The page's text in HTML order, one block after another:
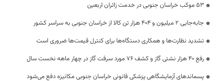
53 موکب خراسان جنوبی در خدمت زائران اربعین
جابه‌جایی 2 میلیون و 404 هزار تن کالا از خراسان جنوبی به سراسر کشور
تشدید نظارت‌ها و همکاری دستگاه‌ها برای کنترل قیمت‌ها ضروری است
رفع 40 هزار نشتی گاز و کشف 76 مورد سرقت گاز در چهار ماهه نخست سال
پسماندهای آزمایشگاهی پزشکی قانونی خراسان جنوبی مکانیزه دفع می‌شود